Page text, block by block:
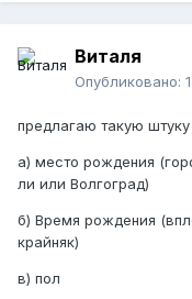
Виталя
Опубликовано:
предлагаю такую
а) место рождения
ли или Волгоград)
б) Время рождения
крайняк)
в) пол